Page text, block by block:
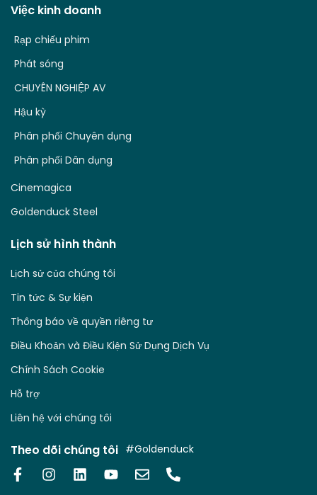
Việc kinh doanh
Phân phối Dân dụng
Phân phối Chuyên dụng
Hậu kỳ
CHUYÊN NGHIỆP AV
Phát sóng
Rạp chiếu phim
Cinemagica
Goldenduck Steel
Lịch sử hình thành
Lịch sử của chúng tôi
Tin tức & Sự kiện
Thông báo về quyền riêng tư
Điều Khoản và Điều Kiện Sử Dụng Dịch Vụ
Chính Sách Cookie
Hỗ trợ
Liên hệ với chúng tôi
Theo dõi chúng tôi #Goldenduck